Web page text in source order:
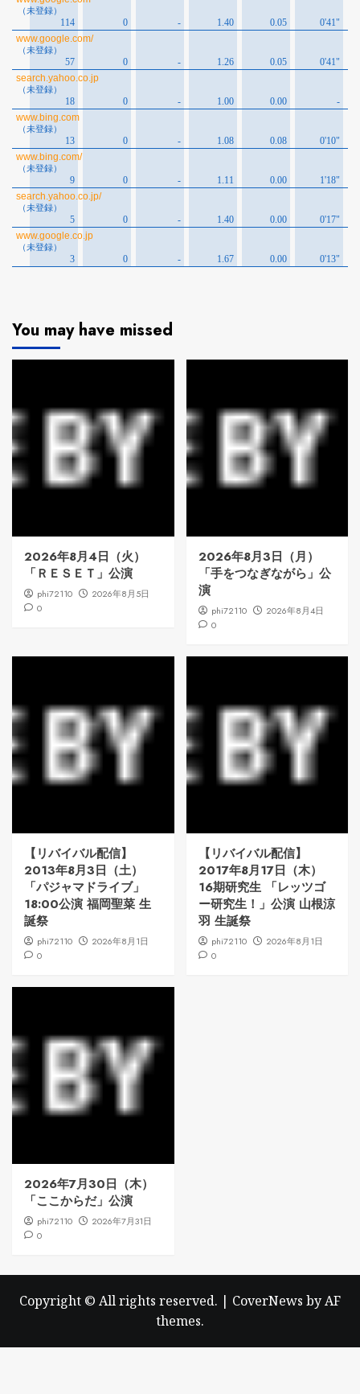
You may have missed
2026年8月4日（火）
「ＲＥＳＥＴ」公演
phi72110
2026年8月5日
0
2026年8月3日（月）
「手をつなぎながら」公
演
phi72110
2026年8月4日
0
【リバイバル配信】
2013年8月3日（土）
「パジャマドライブ」
18:00公演 福岡聖菜 生
誕祭
phi72110
2026年8月1日
0
【リバイバル配信】
2017年8月17日（木）
16期研究生 「レッツゴ
ー研究生！」公演 山根涼
羽 生誕祭
phi72110
2026年8月1日
0
2026年7月30日（木）
「ここからだ」公演
phi72110
2026年7月31日
0
Copyright © All rights reserved. | CoverNews by AF
themes.